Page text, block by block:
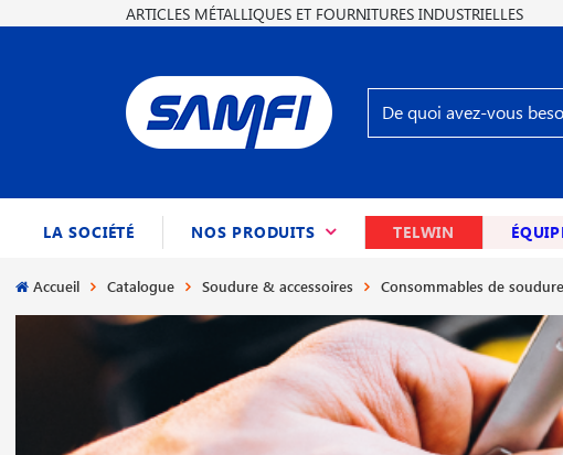
ARTICLES MÉTALLIQUES ET FOURNITURES INDUSTRIELLES
LA SOCIÉTÉ NOS PRODUITS (CURRENT)TELWIN
Accueil Catalogue Soudure & accessoires Consommables de soudure